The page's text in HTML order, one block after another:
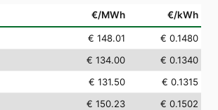
€/MWh €/kWh
€ 148.01
€ 0.1480
€ 134.00
€ 0.1340
€ 131.50
€ 0.1315
€ 150.23
€ 0.1502